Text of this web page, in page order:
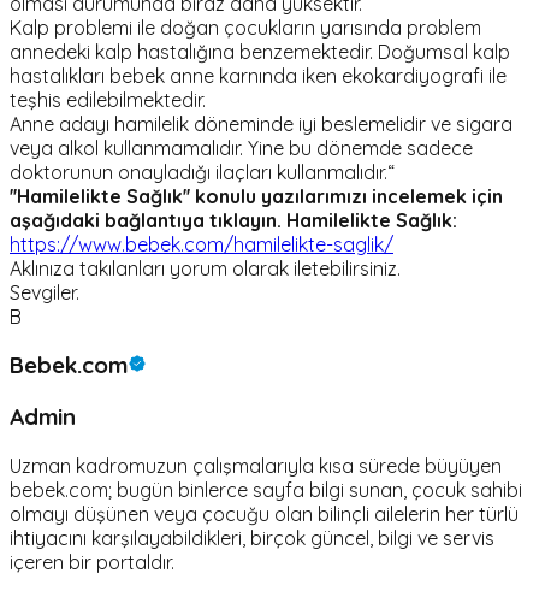
Kalp problemi ile doğan çocukların yarısında problem
annedeki kalp hastalığına benzemektedir. Doğumsal kalp
hastalıkları bebek anne karnında iken ekokardiyografi ile
teşhis edilebilmektedir.
Anne adayı hamilelik döneminde iyi beslemelidir ve sigara
veya alkol kullanmamalıdır. Yine bu dönemde sadece
doktorunun onayladığı ilaçları kullanmalıdır.“
''Hamilelikte Sağlık'' konulu yazılarımızı incelemek için
aşağıdaki bağlantıya tıklayın. Hamilelikte Sağlık:
https://www.bebek.com/hamilelikte-saglik/
Aklınıza takılanları yorum olarak iletebilirsiniz.
Sevgiler.
B
Bebek.com
Admin
Uzman kadromuzun çalışmalarıyla kısa sürede büyüyen
bebek.com; bugün binlerce sayfa bilgi sunan, çocuk sahibi
olmayı düşünen veya çocuğu olan bilinçli ailelerin her türlü
ihtiyacını karşılayabildikleri, birçok güncel, bilgi ve servis
içeren bir portaldır.